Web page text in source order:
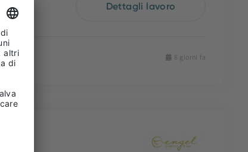
Dettagli lavoro
8 giorni fa